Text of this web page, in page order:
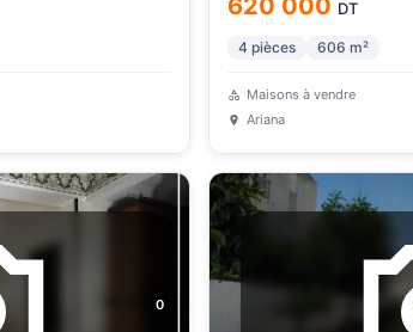
620 000 DT
4 pièces 606 m²
Maisons à vendre
Ariana
0